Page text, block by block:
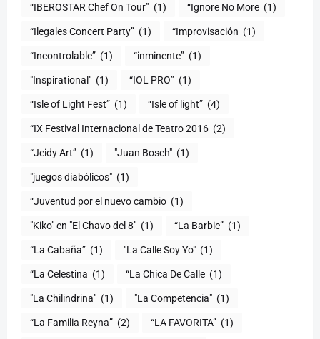
“IBEROSTAR Chef On Tour” (1) “Ignore No More (1)
“Ilegales Concert Party” (1) “Improvisación (1)
“Incontrolable” (1) “inminente” (1)
"Inspirational" (1) “IOL PRO” (1)
“Isle of Light Fest” (1) “Isle of light” (4)
“IX Festival Internacional de Teatro 2016 (2)
“Jeidy Art” (1) "Juan Bosch" (1)
"juegos diabólicos" (1)
“Juventud por el nuevo cambio (1)
"Kiko" en "El Chavo del 8" (1) “La Barbie” (1)
“La Cabaña” (1) "La Calle Soy Yo" (1)
“La Celestina (1) “La Chica De Calle (1)
"La Chilindrina" (1) "La Competencia" (1)
“La Familia Reyna” (2) “LA FAVORITA” (1)